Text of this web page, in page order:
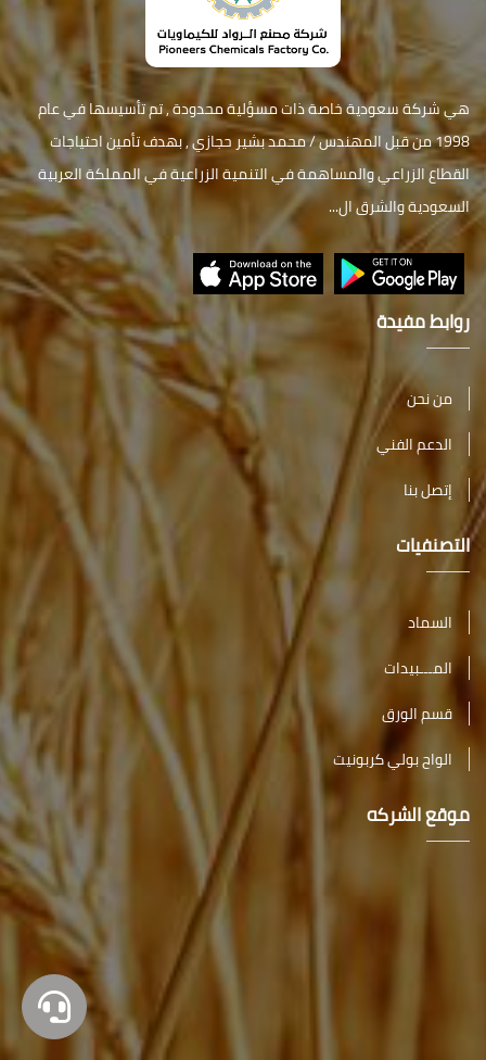
هي شركة سعودية خاصة ذات مسؤلية محدودة , تم تأسيسها في عام
1998 من قبل المهندس / محمد بشير حجازي , بهدف تأمين احتياجات
القطاع الزراعي والمساهمة في التنمية الزراعية في المملكة العربية
السعودية والشرق ال...
روابط مفيدة
من نحن
الدعم الفني
إتصل بنا
التصنفيات
السماد
المـــبيدات
قسم الورق
الواح بولي كربونيت
موقع الشركه